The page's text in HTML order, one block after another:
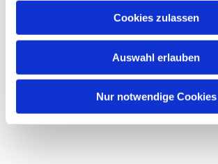
Cookies zulassen
Auswahl erlauben
Nur notwendige Cookies